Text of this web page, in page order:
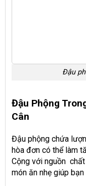
Đậu
Đậu Phộng
Cân
Đậu phộng chứa
hòa đơn có thể làm
Cộng với nguồn
món ăn nhẹ giúp